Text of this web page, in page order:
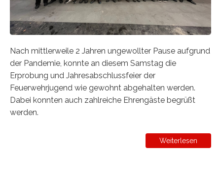
Nach mittlerweile 2 Jahren ungewollter Pause aufgrund
der Pandemie, konnte an diesem Samstag die
Erprobung und Jahresabschlussfeier der
Feuerwehrjugend wie gewohnt abgehalten werden.
Dabei konnten auch zahlreiche Ehrengäste begrüßt
werden.
Weiterlesen